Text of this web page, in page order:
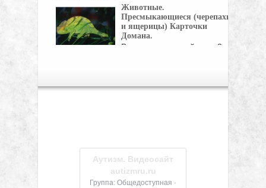
руке", ...
Животные.
Пресмыкающиеся (черепахи
и ящерицы) Карточки
Домана.
Время между слайдами 3
Аутизм. Видеосайт
autizmru.ru
Группа: Общедоступная ·